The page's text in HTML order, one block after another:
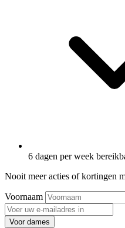
6 dagen per week
Nooit meer acties of kortingen
Voornaam
Voor dames